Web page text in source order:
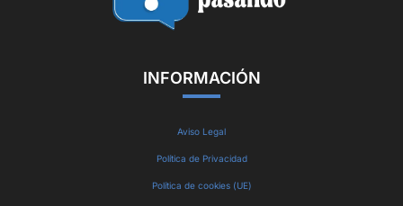
INFORMACIÓN
Aviso Legal
Política de Privacidad
Política de cookies (UE)